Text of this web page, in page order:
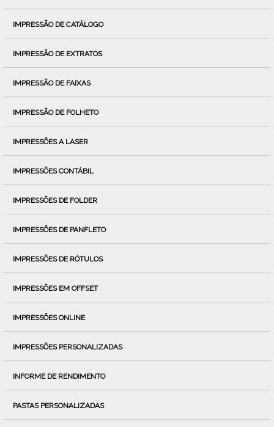
IMPRESSÃO DE CATÁLOGO
IMPRESSÃO DE EXTRATOS
IMPRESSÃO DE FAIXAS
IMPRESSÃO DE FOLHETO
IMPRESSÕES A LASER
IMPRESSÕES CONTÁBIL
IMPRESSÕES DE FOLDER
IMPRESSÕES DE PANFLETO
IMPRESSÕES DE RÓTULOS
IMPRESSÕES EM OFFSET
IMPRESSÕES ONLINE
IMPRESSÕES PERSONALIZADAS
INFORME DE RENDIMENTO
PASTAS PERSONALIZADAS